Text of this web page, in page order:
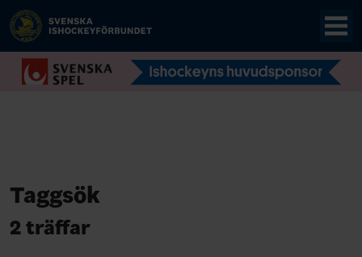
Taggsök
2 träffar